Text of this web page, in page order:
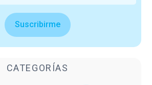
Suscribirme
CATEGORÍAS